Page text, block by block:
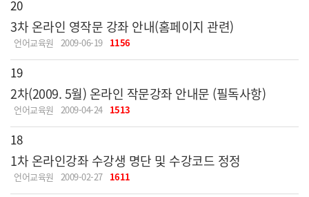
20
3차 온라인 영작문 강좌 안내(홈페이지 관련)
언어교육원 2009-06-19 1156
19
2차(2009. 5월) 온라인 작문강좌 안내문 (필독사항)
언어교육원 2009-04-24 1513
18
1차 온라인강좌 수강생 명단 및 수강코드 정정
언어교육원 2009-02-27 1611